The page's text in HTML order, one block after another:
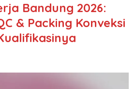
Bandung 2026:
& Packing Konveksi